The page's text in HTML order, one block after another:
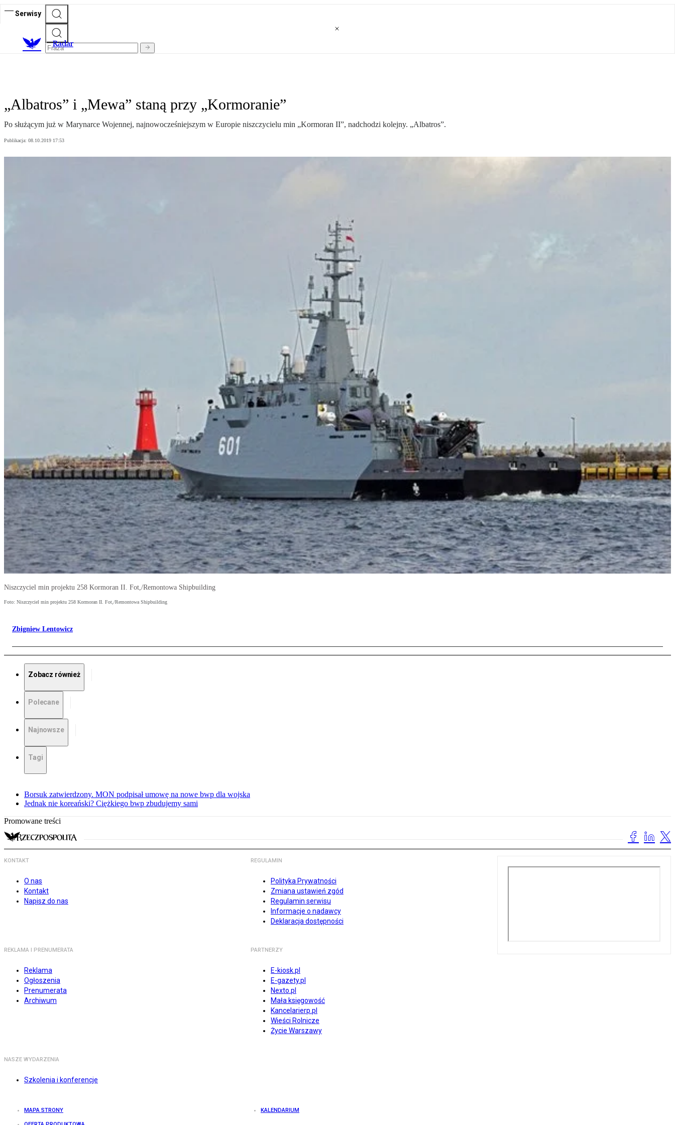
Serwisy
Radar
„Albatros” i „Mewa” staną przy „Kormoranie”
Po służącym już w Marynarce Wojennej, najnowocześniejszym w Europie niszczycielu min „Kormoran II”, nadchodzi kolejny. „Albatros”.
Publikacja: 08.10.2019 17:53
Nisz­czy­ciel min pro­jektu 258 Kormoran II. Fot,/Remontowa Shipbuilding
Foto: Nisz­czy­ciel min pro­jektu 258 Kormoran II. Fot,/Remontowa Shipbuilding
Zbigniew Lentowicz
Zobacz również
Polecane
Najnowsze
Tagi
Borsuk zatwierdzony. MON podpisał umowę na nowe bwp dla wojska
Jednak nie koreański? Ciężkiego bwp zbudujemy sami
Promowane treści
KONTAKT
O nas
Kontakt
Napisz do nas
REGULAMIN
Polityka Prywatności
Zmiana ustawień zgód
Regulamin serwisu
Informacje o nadawcy
Deklaracja dostępności
REKLAMA I PRENUMERATA
Reklama
Ogłoszenia
Prenumerata
Archiwum
PARTNERZY
E-kiosk.pl
E-gazety.pl
Nexto.pl
Mała księgowość
Kancelarierp.pl
Wieści Rolnicze
Życie Warszawy
NASZE WYDARZENIA
Szkolenia i konferencje
MAPA STRONY KALENDARIUM